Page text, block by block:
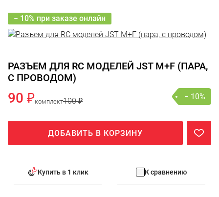
− 10% при заказе онлайн
РАЗЪЕМ ДЛЯ RC МОДЕЛЕЙ JST M+F (ПАРА,
С ПРОВОДОМ)
90 ₽комплект100 ₽ − 10%
ДОБАВИТЬ В КОРЗИНУ
Купить в 1 клик К сравнению